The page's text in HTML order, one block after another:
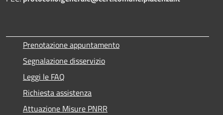
Prenotazione appuntamento
Segnalazione disservizio
Leggi le FAQ
Richiesta assistenza
Attuazione Misure PNRR